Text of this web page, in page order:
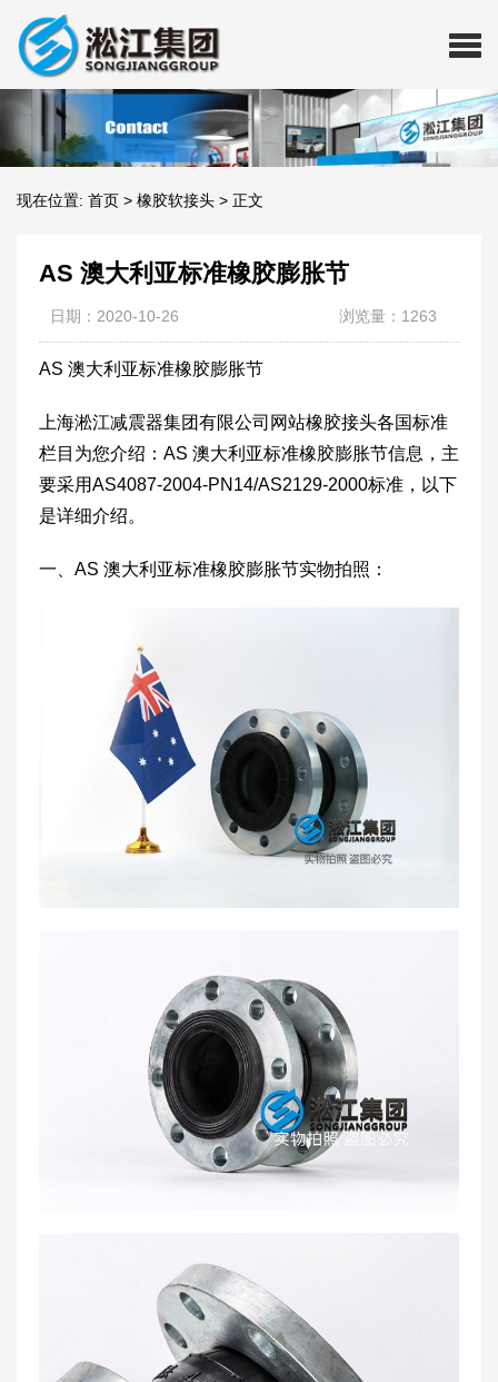
现在位置: 首页 > 橡胶软接头 > 正文
AS 澳大利亚标准橡胶膨胀节
日期：2020-10-26 浏览量：1263
AS 澳大利亚标准橡胶膨胀节
上海淞江减震器集团有限公司网站橡胶接头各国标准
栏目为您介绍：AS 澳大利亚标准橡胶膨胀节信息，主
要采用AS4087-2004-PN14/AS2129-2000标准，以下
是详细介绍。
一、AS 澳大利亚标准橡胶膨胀节实物拍照：